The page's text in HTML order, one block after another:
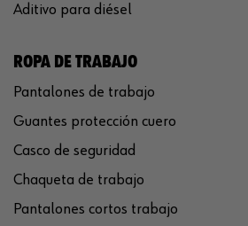
Aditivo para diésel
ROPA DE TRABAJO
Pantalones de trabajo
Guantes protección cuero
Casco de seguridad
Chaqueta de trabajo
Pantalones cortos trabajo